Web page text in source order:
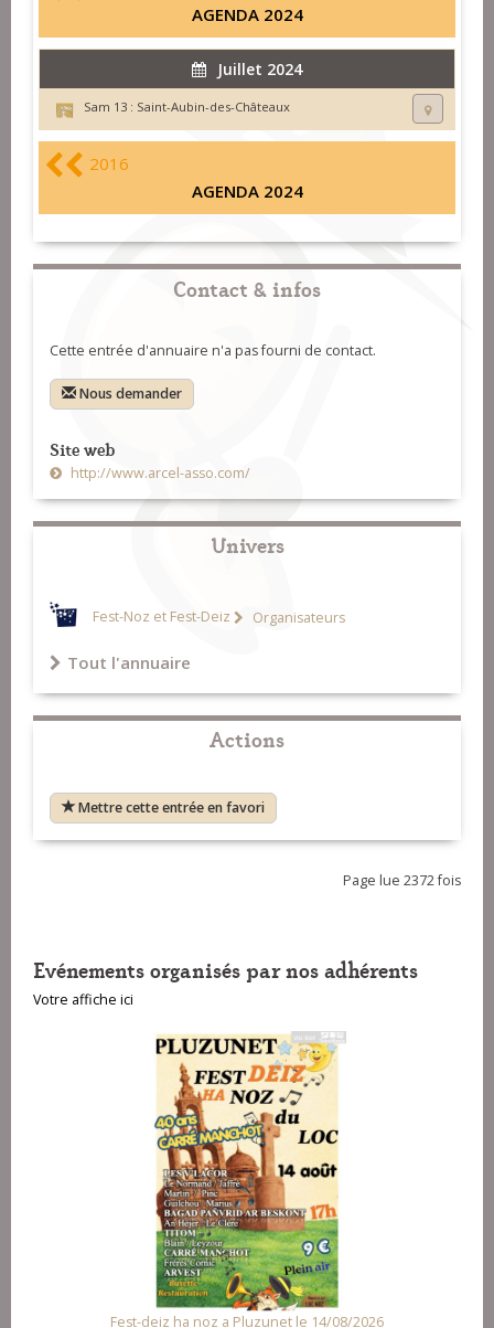
AGENDA 2024
Juillet 2024
Sam 13 : Saint-Aubin-des-Châteaux
2016
AGENDA 2024
Contact & infos
Cette entrée d'annuaire n'a pas fourni de contact.
Nous demander
Site web
http://www.arcel-asso.com/
Univers
Fest-Noz et Fest-Deiz Organisateurs
Tout l'annuaire
Actions
Mettre cette entrée en favori
Page lue 2372 fois
Evénements organisés par nos adhérents
Votre affiche ici
Fest-deiz ha noz a Pluzunet le 14/08/2026